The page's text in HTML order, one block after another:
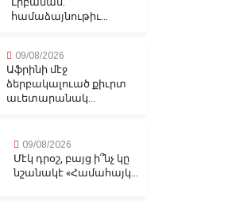
համաձայնութիւ...
09/08/2026
Աֆրինի մէջ
ձերբակալուած քիւրտ
աւետարանակ...
09/08/2026
Մէկ դրօշ, բայց ի՞նչ կը
նշանակէ «Համահայկ...